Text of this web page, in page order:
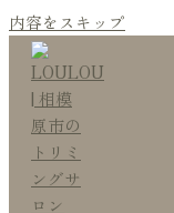
内容をスキップ